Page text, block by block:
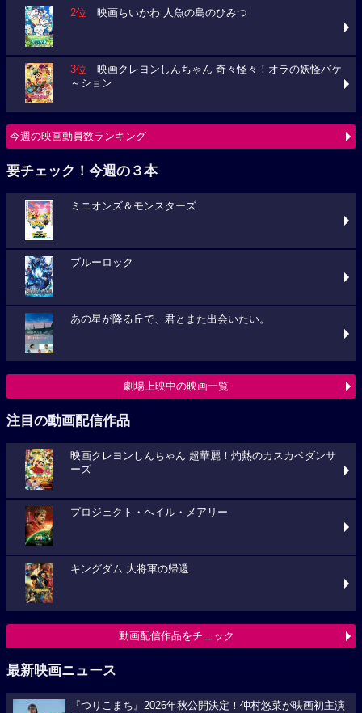
2位 映画ちいかわ 人魚の島のひみつ
3位 映画クレヨンしんちゃん 奇々怪々！オラの妖怪バケ
～ション
今週の映画動員数ランキング
要チェック！今週の３本
ミニオンズ＆モンスターズ
ブルーロック
あの星が降る丘で、君とまた出会いたい。
劇場上映中の映画一覧
注目の動画配信作品
映画クレヨンしんちゃん 超華麗！灼熱のカスカベダンサ
ーズ
プロジェクト・ヘイル・メアリー
キングダム 大将軍の帰還
動画配信作品をチェック
最新映画ニュース
『つりこまち』2026年秋公開決定！仲村悠菜が映画初主演